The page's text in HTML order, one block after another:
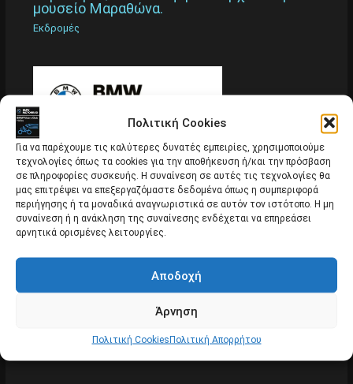
Πολιτική Cookies
Για να παρέχουμε τις καλύτερες δυνατές εμπειρίες, χρησιμοποιούμε
τεχνολογίες όπως τα cookies για την αποθήκευση ή/και την πρόσβαση
σε πληροφορίες συσκευής. Η συναίνεση σε αυτές τις τεχνολογίες θα
μας επιτρέψει να επεξεργαζόμαστε δεδομένα όπως η συμπεριφορά
περιήγησης ή τα μοναδικά αναγνωριστικά σε αυτόν τον ιστότοπο. Η μη
συναίνεση ή η ανάκληση της συναίνεσης ενδέχεται να επηρεάσει
αρνητικά ορισμένες λειτουργίες.
Αποδοχή
Άρνηση
Πολιτική CookiesΠολιτική Απορρήτου
μουσείο Μαραθώνα.
Εκδρομές
Κυριακή 28/2/16 επίσκεψη στο Μουσείο
Ούζου ‘ΚΑΡΩΝΗΣ’ στο Ναύπλιο.